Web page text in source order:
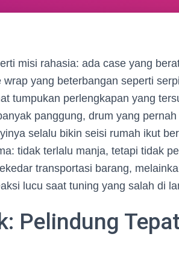
misi rahasia: ada case yang
yang beterbangan seperti
tumpukan perlengkapan yang
panggung, drum yang pernah
selalu bikin seisi rumah ikut
tidak terlalu manja, tetapi tidak
transportasi barang,
lucu saat tuning yang salah di
Pelindung